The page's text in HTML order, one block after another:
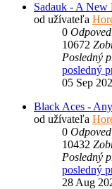
Sadauk - A
od užívateľa
0
10672
Posledný
posledný
05 Sep
Black Aces -
od užívateľa
0
10432
Posledný
posledný
28 Aug